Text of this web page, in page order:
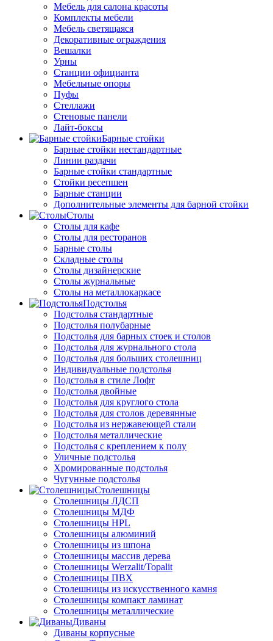
Мебель для салона красоты
Комплекты мебели
Мебель светящаяся
Декоративные ограждения
Вешалки
Урны
Станции официанта
Мебельные опоры
Пуфы
Стеллажи
Стеновые панели
Лайт-боксы
Барные стойки
Барные стойки нестандартные
Линии раздачи
Барные стойки стандартные
Стойки ресепшен
Барные станции
Дополнительные элементы для барной стойки
Столы
Столы для кафе
Столы для ресторанов
Барные столы
Складные столы
Столы дизайнерские
Столы журнальные
Столы на металлокаркасе
Подстолья
Подстолья стандартные
Подстолья полубарные
Подстолья для барных стоек и столов
Подстолья для журнального стола
Подстолья для больших столешниц
Индивидуальные подстолья
Подстолья в стиле Лофт
Подстолья двойные
Подстолья для круглого стола
Подстолья для столов деревянные
Подстолья из нержавеющей стали
Подстолья металлические
Подстолья с креплением к полу
Уличные подстолья
Хромированные подстолья
Чугунные подстолья
Столешницы
Столешницы ЛДСП
Столешницы МДФ
Столешницы HPL
Столешницы алюминий
Столешницы из шпона
Столешницы массив дерева
Столешницы Werzalit/Topalit
Столешницы ПВХ
Столешницы из искусственного камня
Столешницы компакт ламинат
Столешницы металлические
Диваны
Диваны корпусные